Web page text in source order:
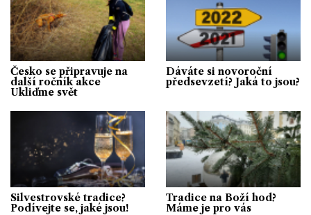
Česko se připravuje na
další ročník akce
Ukliďme svět
Dáváte si novoroční
předsevzetí? Jaká to jsou?
Silvestrovské tradice?
Podívejte se, jaké jsou!
Tradice na Boží hod?
Máme je pro vás